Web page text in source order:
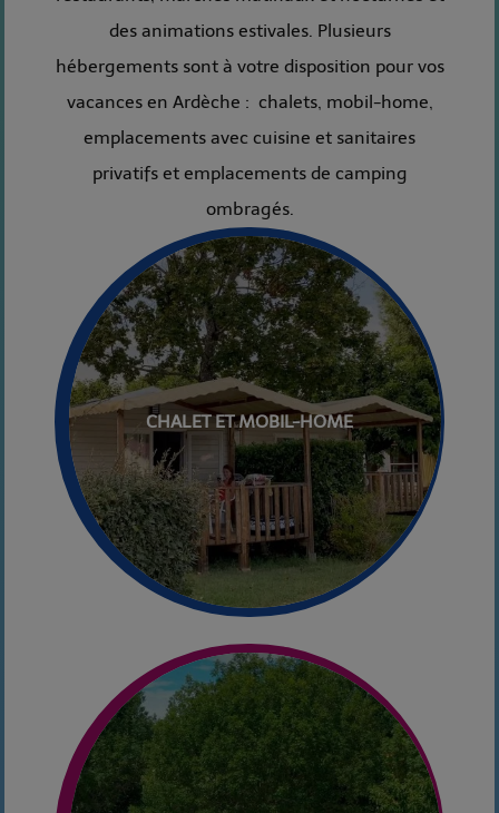
des animations estivales. Plusieurs
hébergements sont à votre disposition pour vos
vacances en Ardèche : chalets, mobil-home,
emplacements avec cuisine et sanitaires
privatifs et emplacements de camping
ombragés.
CHALET ET MOBIL-HOME